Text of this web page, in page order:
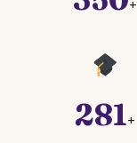
+
281+